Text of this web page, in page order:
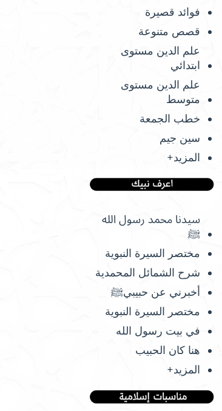
فوائد قصيرة
قصص متنوعة
علم الدين مستوى
ابتدائي
علم الدين مستوى
متوسط
خطب الجمعة
سين جيم
المزيد+
سيدنا محمد رسول الله
ﷺ
مختصر السيرة النبوية
شرح الشمائل المحمدية
أخبرني عن حبيبيﷺ
مختصر السيرة النبوية
في بيت رسول الله
هنا كان الحبيب
المزيد+